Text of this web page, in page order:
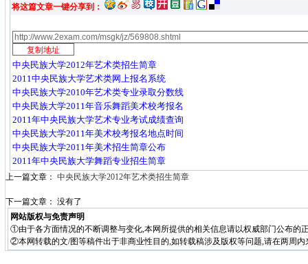
将这篇文章一键分享到：
中央民族大学2012年艺术类招生简章
2011中央民族大学艺术类网上报名系统
中央民族大学2010年艺术类专业录取分数线
中央民族大学2011年音乐舞蹈美术校考报名
2011年中央民族大学艺术专业考试成绩查询
中央民族大学2011年美术校考报名地点时间
中央民族大学2011年美术招生简章公布
2011年中央民族大学舞蹈专业招生简章
上一篇文章： 中央民族大学2012年艺术类招生简章
下一篇文章： 没有了
网站版权与免责声明
①由于各方面情况的不断调整与变化,本网所提供的相关信息请以权威部门公布的
②本网转载的文/图等稿件出于非商业性目的,如转载稿涉及版权等问题,请在两周内